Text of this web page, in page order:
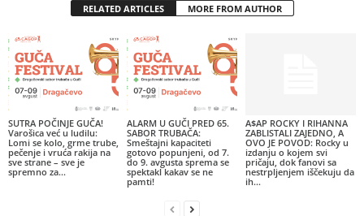
RELATED ARTICLES MORE FROM AUTHOR
SUTRA POČINJE GUČA!
Varošica već u ludilu:
Lomi se kolo, grme trube,
pečenje i vruća rakija na
sve strane – sve je
spremno za...
ALARM U GUČI PRED 65.
SABOR TRUBAČA:
Smeštajni kapaciteti
gotovo popunjeni, od 7.
do 9. avgusta sprema se
spektakl kakav se ne
pamti!
A$AP ROCKY I RIHANNA
ZABLISTALI ZAJEDNO, A
OVO JE POVOD: Rocky u
izdanju o kojem svi
pričaju, dok fanovi sa
nestrpljenjem iščekuju da
ih...